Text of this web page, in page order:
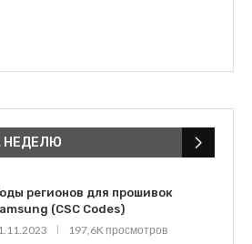
НЕДЕЛЮ
регионов для прошивок
(CSC Codes)
197,6K просмотров